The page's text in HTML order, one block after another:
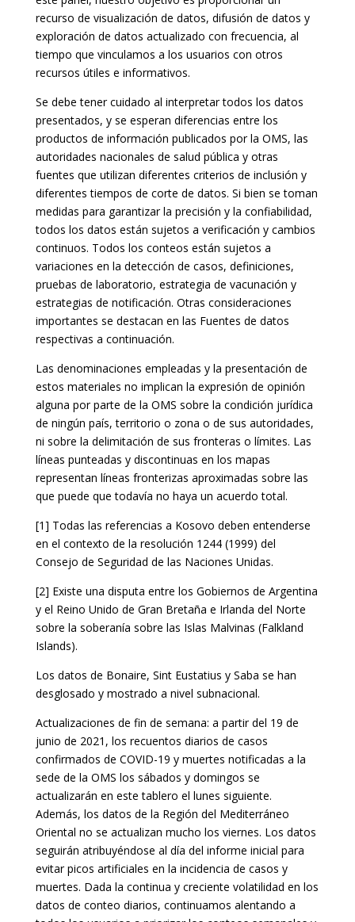
recurso de visualización de datos, difusión de datos y
exploración de datos actualizado con frecuencia, al
tiempo que vinculamos a los usuarios con otros
recursos útiles e informativos.
Se debe tener cuidado al interpretar todos los datos
presentados, y se esperan diferencias entre los
productos de información publicados por la OMS, las
autoridades nacionales de salud pública y otras
fuentes que utilizan diferentes criterios de inclusión y
diferentes tiempos de corte de datos. Si bien se toman
medidas para garantizar la precisión y la confiabilidad,
todos los datos están sujetos a verificación y cambios
continuos. Todos los conteos están sujetos a
variaciones en la detección de casos, definiciones,
pruebas de laboratorio, estrategia de vacunación y
estrategias de notificación. Otras consideraciones
importantes se destacan en las Fuentes de datos
respectivas a continuación.
Las denominaciones empleadas y la presentación de
estos materiales no implican la expresión de opinión
alguna por parte de la OMS sobre la condición jurídica
de ningún país, territorio o zona o de sus autoridades,
ni sobre la delimitación de sus fronteras o límites. Las
líneas punteadas y discontinuas en los mapas
representan líneas fronterizas aproximadas sobre las
que puede que todavía no haya un acuerdo total.
[1] Todas las referencias a Kosovo deben entenderse
en el contexto de la resolución 1244 (1999) del
Consejo de Seguridad de las Naciones Unidas.
[2] Existe una disputa entre los Gobiernos de Argentina
y el Reino Unido de Gran Bretaña e Irlanda del Norte
sobre la soberanía sobre las Islas Malvinas (Falkland
Islands).
Los datos de Bonaire, Sint Eustatius y Saba se han
desglosado y mostrado a nivel subnacional.
Actualizaciones de fin de semana: a partir del 19 de
junio de 2021, los recuentos diarios de casos
confirmados de COVID-19 y muertes notificadas a la
sede de la OMS los sábados y domingos se
actualizarán en este tablero el lunes siguiente.
Además, los datos de la Región del Mediterráneo
Oriental no se actualizan mucho los viernes. Los datos
seguirán atribuyéndose al día del informe inicial para
evitar picos artificiales en la incidencia de casos y
muertes. Dada la continua y creciente volatilidad en los
datos de conteo diarios, continuamos alentando a